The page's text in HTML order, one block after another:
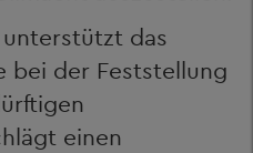
das
bei der Feststellung
einen